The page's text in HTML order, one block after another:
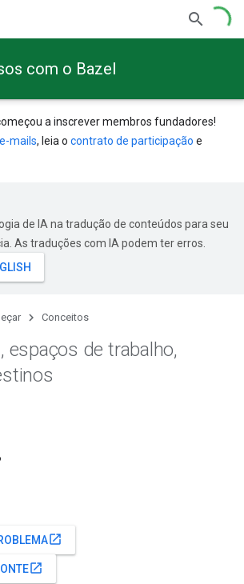
com o Bazel
a inscrever membros fundadores!
mails, leia o contrato de participação e
de IA na tradução de conteúdos para seu
As traduções com IA podem ter erros.
Conceitos
, espaços de trabalho,
open_in_new
open_in_new